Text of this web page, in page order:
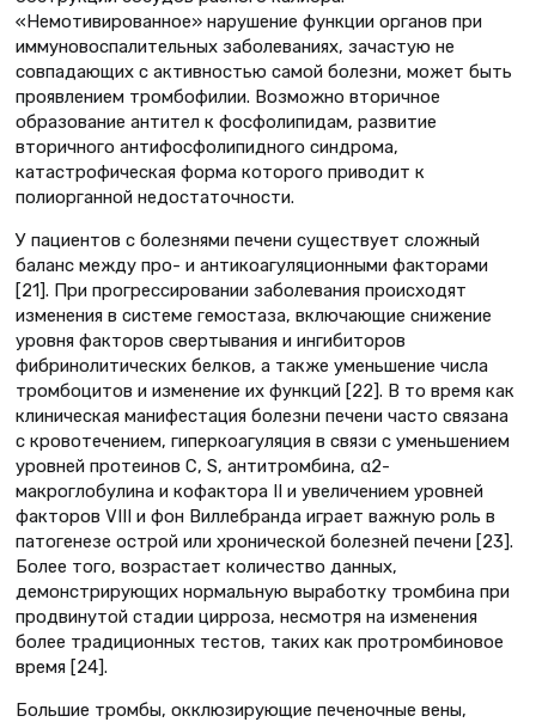
«Немотивированное» нарушение функции органов при
иммуновоспалительных заболеваниях, зачастую не
совпадающих с активностью самой болезни, может быть
проявлением тромбофилии. Возможно вторичное
образование антител к фосфолипидам, развитие
вторичного антифосфолипидного синдрома,
катастрофическая форма которого приводит к
полиорганной недостаточности.
У пациентов с болезнями печени существует сложный
баланс между про- и антикоагуляционными факторами
[21]. При прогрессировании заболевания происходят
изменения в системе гемостаза, включающие снижение
уровня факторов свертывания и ингибиторов
фибринолитических белков, а также уменьшение числа
тромбоцитов и изменение их функций [22]. В то время как
клиническая манифестация болезни печени часто связана
с кровотечением, гиперкоагуляция в связи с уменьшением
уровней протеинов С, S, антитромбина, α2-
макроглобулина и кофактора II и увеличением уровней
факторов VIII и фон Виллебранда играет важную роль в
патогенезе острой или хронической болезней печени [23].
Более того, возрастает количество данных,
демонстрирующих нормальную выработку тромбина при
продвинутой стадии цирроза, несмотря на изменения
более традиционных тестов, таких как протромбиновое
время [24].
Большие тромбы, окклюзирующие печеночные вены,